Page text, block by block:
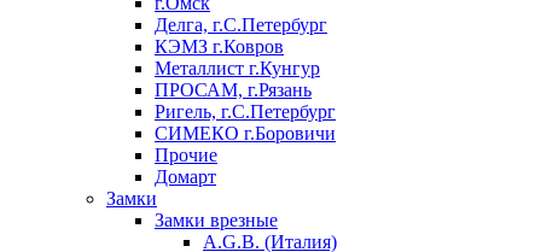
Делга, г.С.Петербург
КЭМЗ г.Ковров
Металлист г.Кунгур
ПРОСАМ, г.Рязань
Ригель, г.С.Петербург
СИМЕКО г.Боровичи
Прочие
Домарт
Замки
Замки врезные
A.G.B. (Италия)